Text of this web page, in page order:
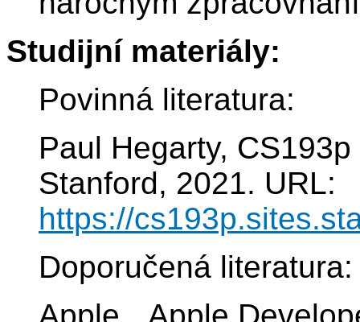
Studijní materiály:
Povinná literatura:
Paul Hegarty,
Stanford, 2021. URL:
https://
Doporučená literatura: